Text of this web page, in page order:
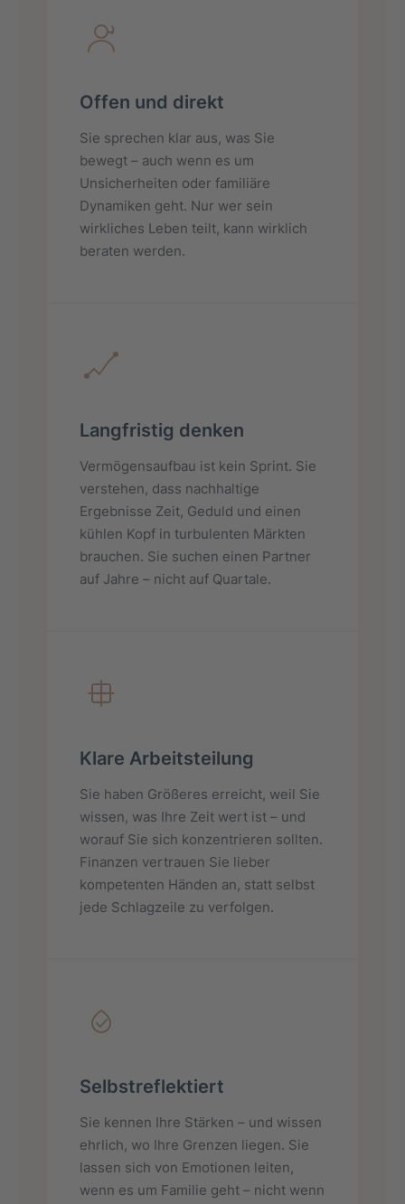
Offen und direkt
Sie sprechen klar aus, was Sie
bewegt – auch wenn es um
Unsicherheiten oder familiäre
Dynamiken geht. Nur wer sein
wirkliches Leben teilt, kann wirklich
beraten werden.
Langfristig denken
Vermögensaufbau ist kein Sprint. Sie
verstehen, dass nachhaltige
Ergebnisse Zeit, Geduld und einen
kühlen Kopf in turbulenten Märkten
brauchen. Sie suchen einen Partner
auf Jahre – nicht auf Quartale.
Klare Arbeitsteilung
Sie haben Größeres erreicht, weil Sie
wissen, was Ihre Zeit wert ist – und
worauf Sie sich konzentrieren sollten.
Finanzen vertrauen Sie lieber
kompetenten Händen an, statt selbst
jede Schlagzeile zu verfolgen.
Selbstreflektiert
Sie kennen Ihre Stärken – und wissen
ehrlich, wo Ihre Grenzen liegen. Sie
lassen sich von Emotionen leiten,
wenn es um Familie geht – nicht wenn